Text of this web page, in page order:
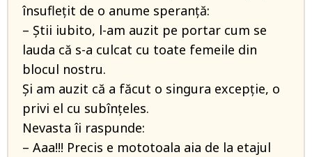
însuflețit de o anume speranță:
– Știi iubito, l-am auzit pe portar cum se
lauda că s-a culcat cu toate femeile din
blocul nostru.
Și am auzit că a făcut o singura excepție, o
privi el cu subînțeles.
Nevasta îi raspunde:
– Aaa!!! Precis e mototoala aia de la etajul